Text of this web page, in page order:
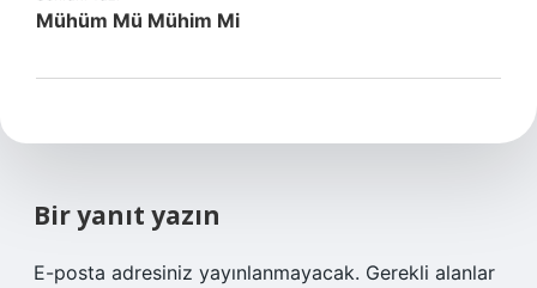
Mühüm Mü Mühim Mi
Bir yanıt yazın
E-posta adresiniz yayınlanmayacak. Gerekli alanlar